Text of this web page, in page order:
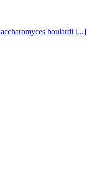
boulardi [...]